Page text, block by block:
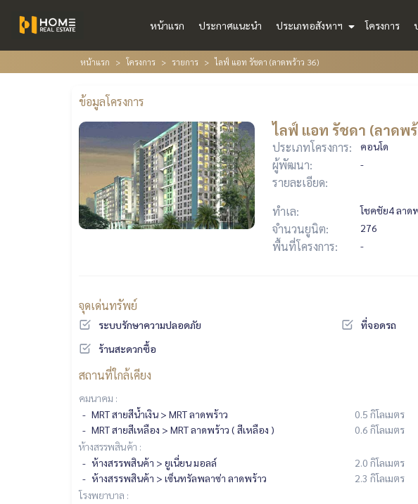
หน้าแรก ประกาศแนะนำ ประเภทอสังหาฯ โครงการ
หน้าแรก โครงการ รายการ ไลฟ์ แอท รัชดา (ลาดพร้าว 36)
ข้อมูลโครงการ
ไลฟ์ แอท รัชดา (ลาดพร้
ประเภทโครงการ: คอนโด
ผู้พัฒนา: -
รายละเอียด:
ทำเล:
โชคชัย4 ลาด
จำนวนยูนิต: 276
พื้นที่โครงการ: -
จุดเด่นทรัพย์
ระบบรักษาความปลอดภัย ที่จอดรถ
ร้านสะดวกซื้อ
สถานที่ใกล้เคียง
คมนาคม :
MRT สายสีน้ำเงิน > MRT ลาดพร้าว
0.5 กิโลเมตร
MRT สายสีเหลือง > MRT ลาดพร้าว ( สีเหลือง )
0.6 กิโลเมตร
ห้างสรรพสินค้า :
ห้างสรรพสินค้า > ยูเนี่ยน มอลล์
2.0 กิโลเมตร
ห้างสรรพสินค้า > เซ็นทรัลพลาซ่า ลาดพร้าว
2.3 กิโลเมตร
โรงพยาบาล :